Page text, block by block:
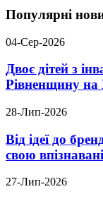
Популярні
04-Сер-2026
Двоє дітей з
Рівненщину на
28-Лип-2026
Від ідеї до
свою
27-Лип-2026